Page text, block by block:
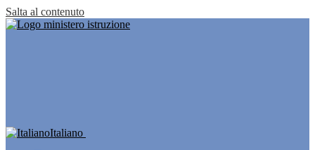
Salta al contenuto
Italiano